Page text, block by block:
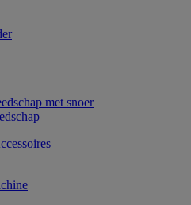
met snoer